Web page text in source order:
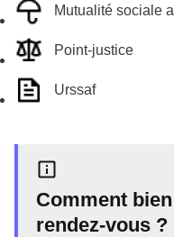
Mutualité sociale
Point-justice
Urssaf
Comment
rendez-vous ?